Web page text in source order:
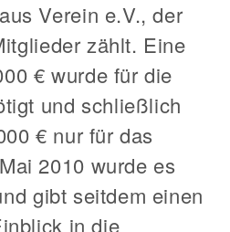
Verein e.V., der
zählt. Eine
€ wurde für die
und schließlich
€ nur für das
2010 wurde es
gibt seitdem einen
in die